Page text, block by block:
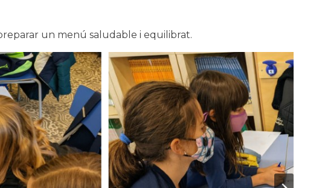
un menú saludable i equilibrat.